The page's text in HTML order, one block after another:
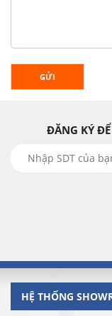
GỬI
ĐĂNG KÝ
HỆ THỐNG